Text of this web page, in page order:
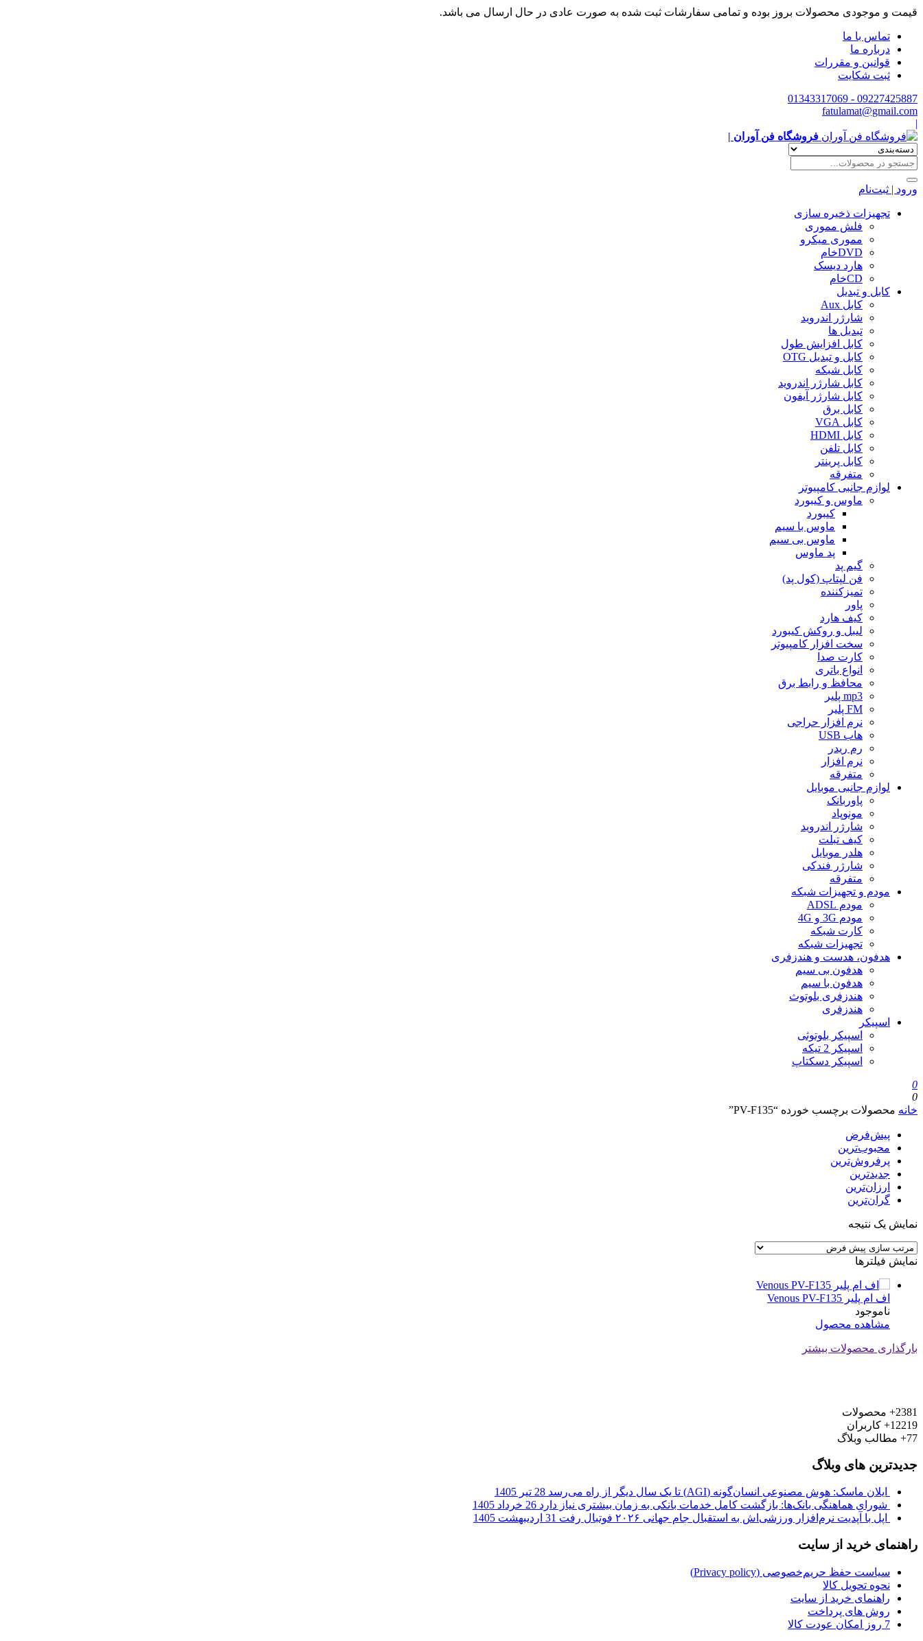
قیمت و موجودی محصولات بروز بوده و تمامی سفارشات ثبت شده به صورت عادی در حال ارسال می باشد.
تماس با ما
درباره ما
قوانین و مقررات
ثبت شکایت
09227425887 - 01343317069
fatulamat@gmail.com
|
فروشگاه فن آوران |
ورود | ثبت‌نام
تجهیزات ذخیره سازی
فلش مموری
مموری میکرو
DVDخام
هارد دیسک
CDخام
کابل و تبدیل
کابل Aux
شارژر اندروید
تبدیل ها
کابل افزایش طول
کابل و تبدیل OTG
کابل شبکه
کابل شارژر اندروید
کابل شارژر آیفون
کابل برق
کابل VGA
کابل HDMI
کابل تلفن
کابل پرینتر
متفرقه
لوازم جانبی کامپیوتر
ماوس و کیبورد
کیبورد
ماوس با سیم
ماوس بی سیم
پد ماوس
گیم پد
فن لپتاپ (کول پد)
تمیزکننده
پاور
کیف هارد
لیبل و روکش کیبورد
سخت افزار کامپیوتر
کارت صدا
انواع باتری
محافظ و رابط برق
mp3 پلیر
FM پلیر
نرم افزار حراجی
هاب USB
رم ریدر
نرم افزار
متفرقه
لوازم جانبی موبایل
پاوربانک
مونوپاد
شارژر اندروید
کیف تبلت
هلدر موبایل
شارژر فندکی
متفرقه
مودم و تجهیزات شبکه
مودم ADSL
مودم 3G و 4G
کارت شبکه
تجهیزات شبکه
هدفون، هدست و هندزفری
هدفون بی سیم
هدفون با سیم
هندزفری بلوتوث
هندزفری
اسپیکر
اسپیکر بلوتوثی
اسپیکر 2 تیکه
اسپیکر دسکتاپ
0
0
خانه محصولات برچسب خورده “PV-F135”
پیش‌فرض
محبوب‌ترین
پرفروش‌ترین
جدیدترین
ارزان‌ترین
گران‌ترین
نمایش یک نتیجه
نمایش فیلترها
اف ام پلیر Venous PV-F135
ناموجود
مشاهده محصول
بارگذاری محصولات بیشتر
2381+
محصولات
12219+
کاربران
77+
مطالب وبلاگ
جدیدترین های وبلاگ
ایلان ماسک: هوش مصنوعی انسان‌گونه (AGI) تا یک سال دیگر از راه می‌رسد
28 تیر 1405
شورای هماهنگی بانک‌ها: بازگشت کامل خدمات بانکی به زمان بیشتری نیاز دارد 26 خرداد 1405
اپل با آپدیت نرم‌افزار ورزشی‌اش به استقبال جام جهانی ۲۰۲۶ فوتبال رفت
31 اردیبهشت 1405
راهنمای خرید از سایت
سیاست حفظ حریم‌خصوصی (Privacy policy)
نحوه تحویل کالا
راهنمای خرید از سایت
روش های پرداخت
7 روز امکان عودت کالا